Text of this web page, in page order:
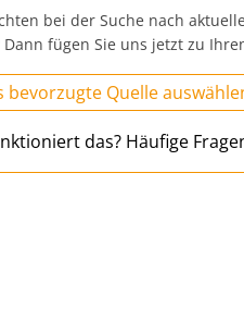
bei der Suche nach
Dann fügen Sie uns jetzt zu
bevorzugte Quelle
das? Häufige